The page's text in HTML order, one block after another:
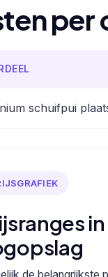
per
schuifpui